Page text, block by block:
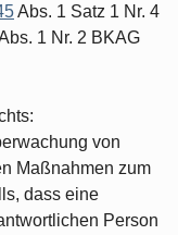
Abs. 1 Satz 1 Nr. 4
1 Nr. 2 BKAG
von
Maßnahmen zum
dass eine
Person